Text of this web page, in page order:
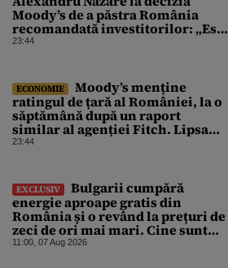
Moody’s de a păstra România
recomandată investitorilor: „Este
un răgaz, dar în niciun caz un
23:44
ECONOMIE
Moody’s menține
ratingul de țară al României, la o
săptămână după un raport
similar al agenției Fitch. Lipsa
unui guvern cu puteri depline,
23:44
EXCLUSIV
Bulgarii cumpără
energie aproape gratis din
România și o revând la prețuri de
zeci de ori mai mari. Cine sunt
noii „băieți deștepți” din energie
11:00, 07 Aug 2026